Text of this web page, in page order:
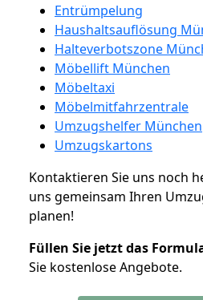
Entrümpelung
Haushaltsauflösung
Halteverbotszone
Möbellift München
Möbeltaxi
Möbelmitfahrzentrale
Umzugshelfer München
Umzugskartons
Kontaktieren Sie uns noch
uns gemeinsam Ihren
planen!
Füllen Sie jetzt das
Sie kostenlose Angebote.